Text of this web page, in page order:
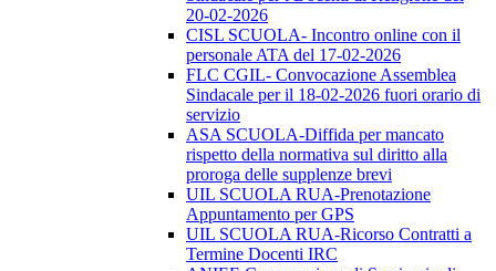
20-02-2026
CISL SCUOLA- Incontro online con il
personale ATA del 17-02-2026
FLC CGIL- Convocazione Assemblea
Sindacale per il 18-02-2026 fuori orario di
servizio
ASA SCUOLA-Diffida per mancato
rispetto della normativa sul diritto alla
proroga delle supplenze brevi
UIL SCUOLA RUA-Prenotazione
Appuntamento per GPS
UIL SCUOLA RUA-Ricorso Contratti a
Termine Docenti IRC